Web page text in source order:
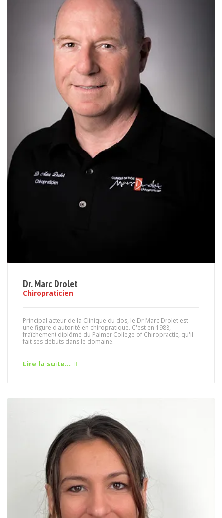
Dr. Marc Drolet
Chiropraticien
Principal acteur de la Clinique du dos, le Dr Marc Drolet est
une figure d'autorité en chiropratique. C'est en 1988,
fraîchement diplômé du Palmer College of Chiropractic, qu'il
fait ses débuts dans le domaine.
Lire la suite...